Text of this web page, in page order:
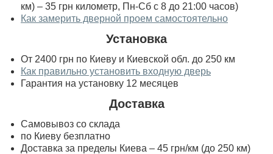
км) – 35 грн километр, Пн-Сб с 8 до 21:00 часов)
Как замерить дверной проем самостоятельно
Установка
От 2400 грн по Киеву и Киевской обл. до 250 км
Как правильно установить входную дверь
Гарантия на установку 12 месяцев
Доставка
Самовывоз со склада
по Киеву безплатно
Доставка за пределы Киева – 45 грн/км (до 250 км)